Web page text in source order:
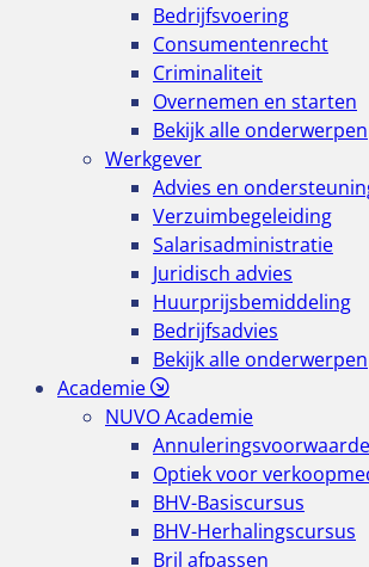
Bedrijfsvoering
Consumentenrecht
Criminaliteit
Overnemen en starten
Bekijk alle onderwerpen
Werkgever
Advies en
Verzuimbegeleiding
Salarisadministratie
Juridisch advies
Huurprijsbemiddeling
Bedrijfsadvies
Bekijk alle onderwerpen
Academie
NUVO Academie
Optiek voor
BHV-Basiscursus
BHV-Herhalingscursus
Bril afpassen